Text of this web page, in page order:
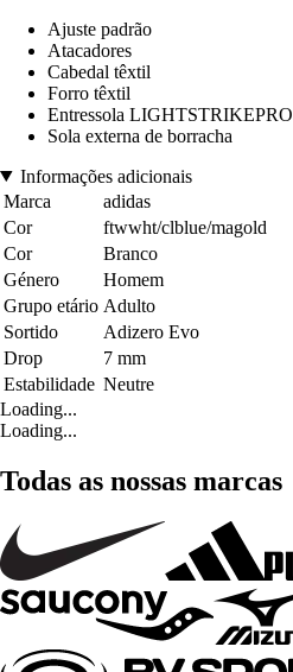
Ajuste padrão
Atacadores
Cabedal têxtil
Forro têxtil
Entressola LIGHTSTRIKEPRO
Sola externa de borracha
Informações adicionais
Marca
adidas
Cor
ftwwht/clblue/magold
Cor
Branco
Género
Homem
Grupo etário Adulto
Sortido
Adizero Evo
Drop
7 mm
Estabilidade Neutre
Loading...
Loading...
Todas as nossas marcas